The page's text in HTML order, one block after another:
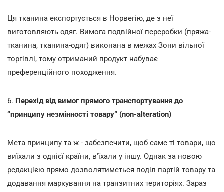
Ця тканина експортується в Норвегію, де з неї
виготовляють одяг. Вимога подвійної переробки (пряжа-
тканина, тканина-одяг) виконана в межах Зони вільної
торгівлі, тому отриманий продукт набуває
преференційного походження.
6. Перехід від вимог прямого транспортування до
“принципу незмінності товару” (non-alteration)
Мета принципу та ж - забезпечити, щоб саме ті товари, що
виїхали з однієї країни, в'їхали у іншу. Однак за новою
редакцією прямо дозволятиметься поділ партій товару та
додавання маркування на транзитних територіях. Зараз